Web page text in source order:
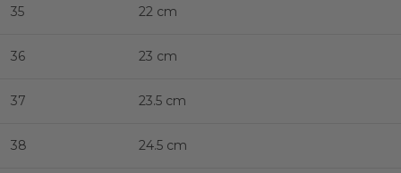
35 22 cm
36 23 cm
37 23.5 cm
38 24.5 cm